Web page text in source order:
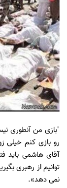
"بازی من آنطوری
رو بازی کنم خیلی
آقای هاشمی باید
توانیم از رهبری
نمی دهد».